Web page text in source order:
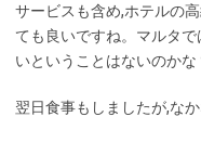
サービスも含め,ホテルの
ても良いですね。マルタ
いということはないのかな
翌日食事もしましたが,な